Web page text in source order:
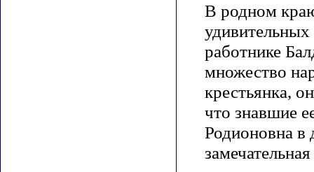
В родном
работнике
множество
крестьянка,
что знавшие
Родионовна в